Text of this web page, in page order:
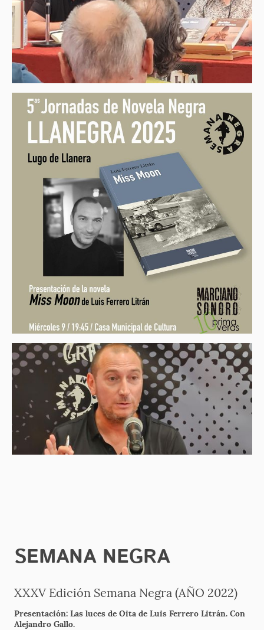
SEMANA NEGRA
XXXV Edición Semana Negra (AÑO 2022)
Presentación: Las luces de Oita de Luis Ferrero Litrán. Con
Alejandro Gallo.